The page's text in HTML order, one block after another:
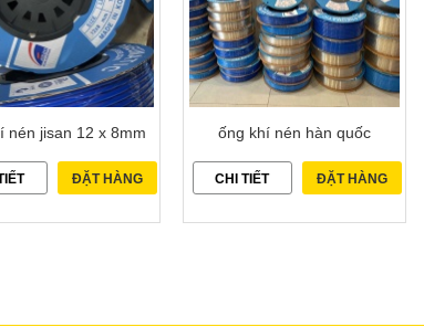
nén jisan 12 x 8mm
ĐẶT HÀNG
ống khí nén hàn quốc
CHI TIẾT ĐẶT HÀNG